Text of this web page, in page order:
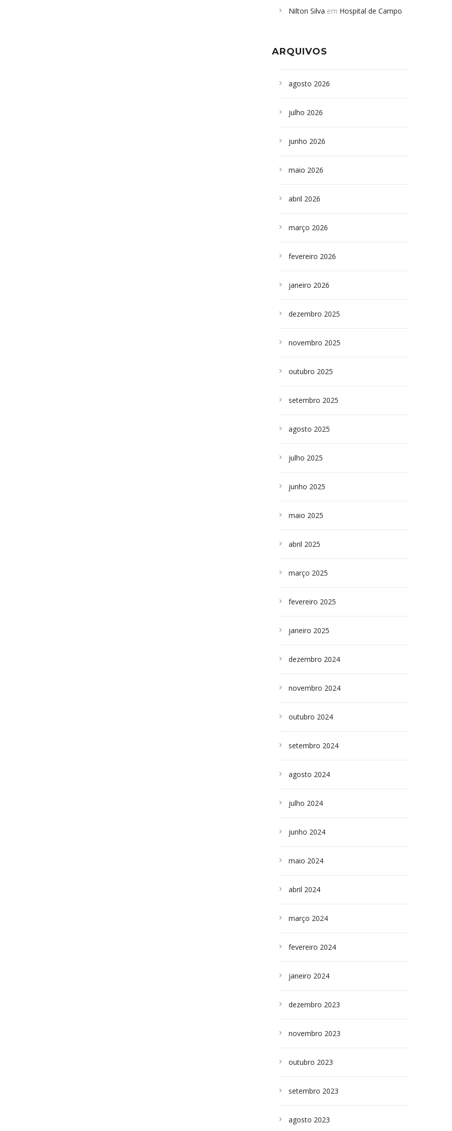
desabamento em São Paulo - Revista
sepultados em SP
Nilton Silva em Hospital de Campo
ARQUIVOS
agosto 2026
julho 2026
junho 2026
maio 2026
abril 2026
março 2026
fevereiro 2026
janeiro 2026
dezembro 2025
novembro 2025
outubro 2025
setembro 2025
agosto 2025
julho 2025
junho 2025
maio 2025
abril 2025
março 2025
fevereiro 2025
janeiro 2025
dezembro 2024
novembro 2024
outubro 2024
setembro 2024
agosto 2024
julho 2024
junho 2024
maio 2024
abril 2024
março 2024
fevereiro 2024
janeiro 2024
dezembro 2023
novembro 2023
outubro 2023
setembro 2023
agosto 2023